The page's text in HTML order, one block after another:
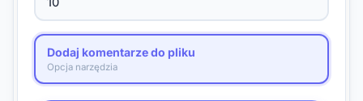
Dodaj komentarze do pliku
Opcja narzędzia